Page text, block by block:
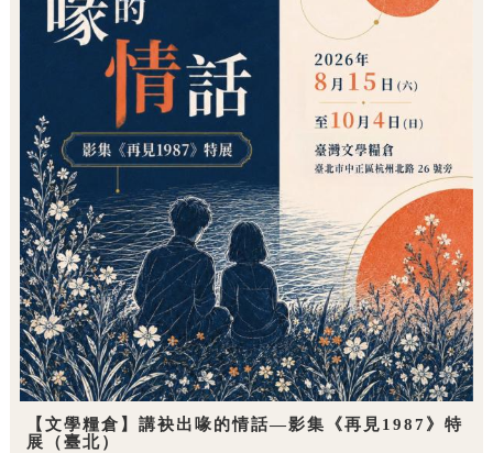
【文學糧倉】講袂出喙的情話—影集《再見1987》特
展（臺北）